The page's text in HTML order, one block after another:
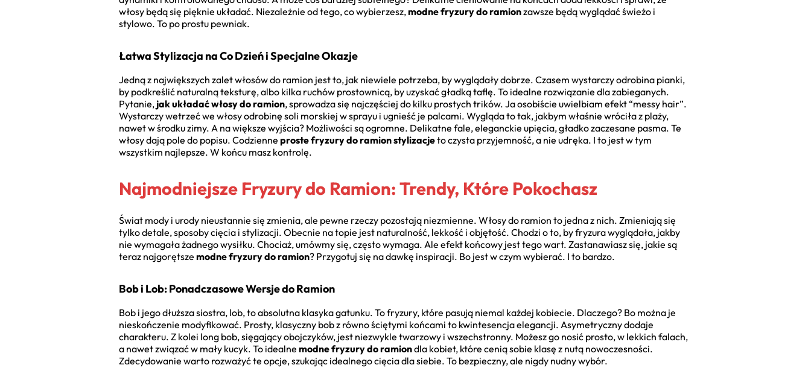
włosy będą się pięknie układać. Niezależnie od tego, co wybierzesz,modne fryzury do ramionzawsze będą wyglądać świeżo i
stylowo. To po prostu pewniak.
Łatwa Stylizacja na Co Dzień i Specjalne Okazje
Jedną z największych zalet włosów do ramion jest to, jak niewiele potrzeba, by wyglądały dobrze. Czasem wystarczy odrobina pianki,
by podkreślić naturalną teksturę, albo kilka ruchów prostownicą, by uzyskać gładką taflę. To idealne rozwiązanie dla zabieganych.
Pytanie, jak układać włosy do ramion, sprowadza się najczęściej do kilku prostych trików. Ja osobiście uwielbiam efekt “messy hair”.
Wystarczy wetrzeć we włosy odrobinę soli morskiej w sprayu i ugnieść je palcami. Wygląda to tak, jakbym właśnie wróciła z plaży,
nawet w środku zimy. A na większe wyjścia? Możliwości są ogromne. Delikatne fale, eleganckie upięcia, gładko zaczesane pasma. Te
włosy dają pole do popisu. Codzienne proste fryzury do ramion stylizacjeto czysta przyjemność, a nie udręka. I to jest w tym
wszystkim najlepsze. W końcu masz kontrolę.
Najmodniejsze Fryzury do Ramion: Trendy, Które Pokochasz
Świat mody i urody nieustannie się zmienia, ale pewne rzeczy pozostają niezmienne. Włosy do ramion to jedna z nich. Zmieniają się
tylko detale, sposoby cięcia i stylizacji. Obecnie na topie jest naturalność, lekkość i objętość. Chodzi o to, by fryzura wyglądała, jakby
nie wymagała żadnego wysiłku. Chociaż, umówmy się, często wymaga. Ale efekt końcowy jest tego wart. Zastanawiasz się, jakie są
teraz najgorętsze modne fryzury do ramion? Przygotuj się na dawkę inspiracji. Bo jest w czym wybierać. I to bardzo.
Bob i Lob: Ponadczasowe Wersje do Ramion
Bob i jego dłuższa siostra, lob, to absolutna klasyka gatunku. To fryzury, które pasują niemal każdej kobiecie. Dlaczego? Bo można je
nieskończenie modyfikować. Prosty, klasyczny bob z równo ściętymi końcami to kwintesencja elegancji. Asymetryczny dodaje
charakteru. Z kolei long bob, sięgający obojczyków, jest niezwykle twarzowy i wszechstronny. Możesz go nosić prosto, w lekkich falach,
a nawet związać w mały kucyk. To idealne modne fryzury do ramiondla kobiet, które cenią sobie klasę z nutą nowoczesności.
Zdecydowanie warto rozważyć te opcje, szukając idealnego cięcia dla siebie. To bezpieczny, ale nigdy nudny wybór.